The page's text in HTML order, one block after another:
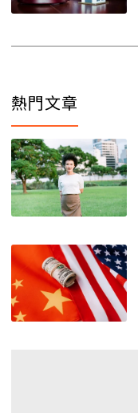
熱門文章